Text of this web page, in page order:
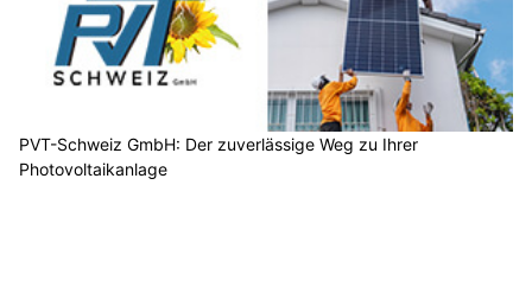
PVT-Schweiz GmbH: Der zuverlässige Weg zu Ihrer
Photovoltaikanlage